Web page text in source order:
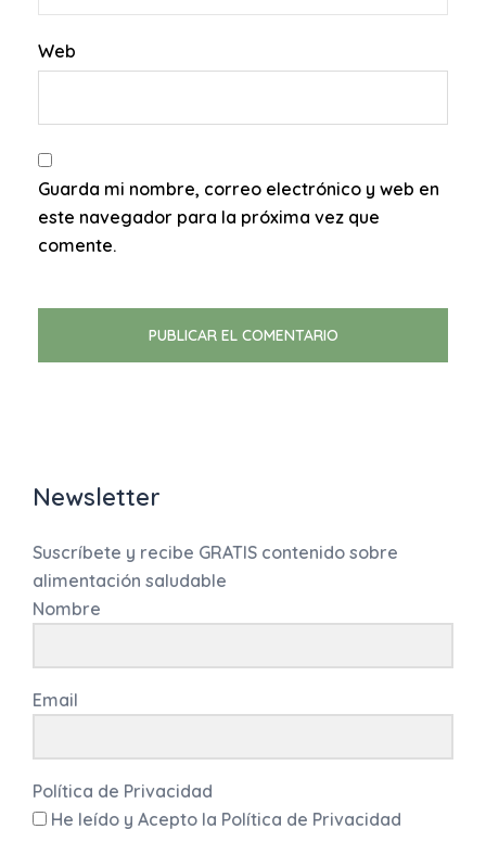
Web
Guarda mi nombre, correo electrónico y web en
este navegador para la próxima vez que
comente.
Newsletter
Suscríbete y recibe GRATIS contenido sobre
alimentación saludable
Nombre
Email
Política de Privacidad
He leído y Acepto la Política de Privacidad